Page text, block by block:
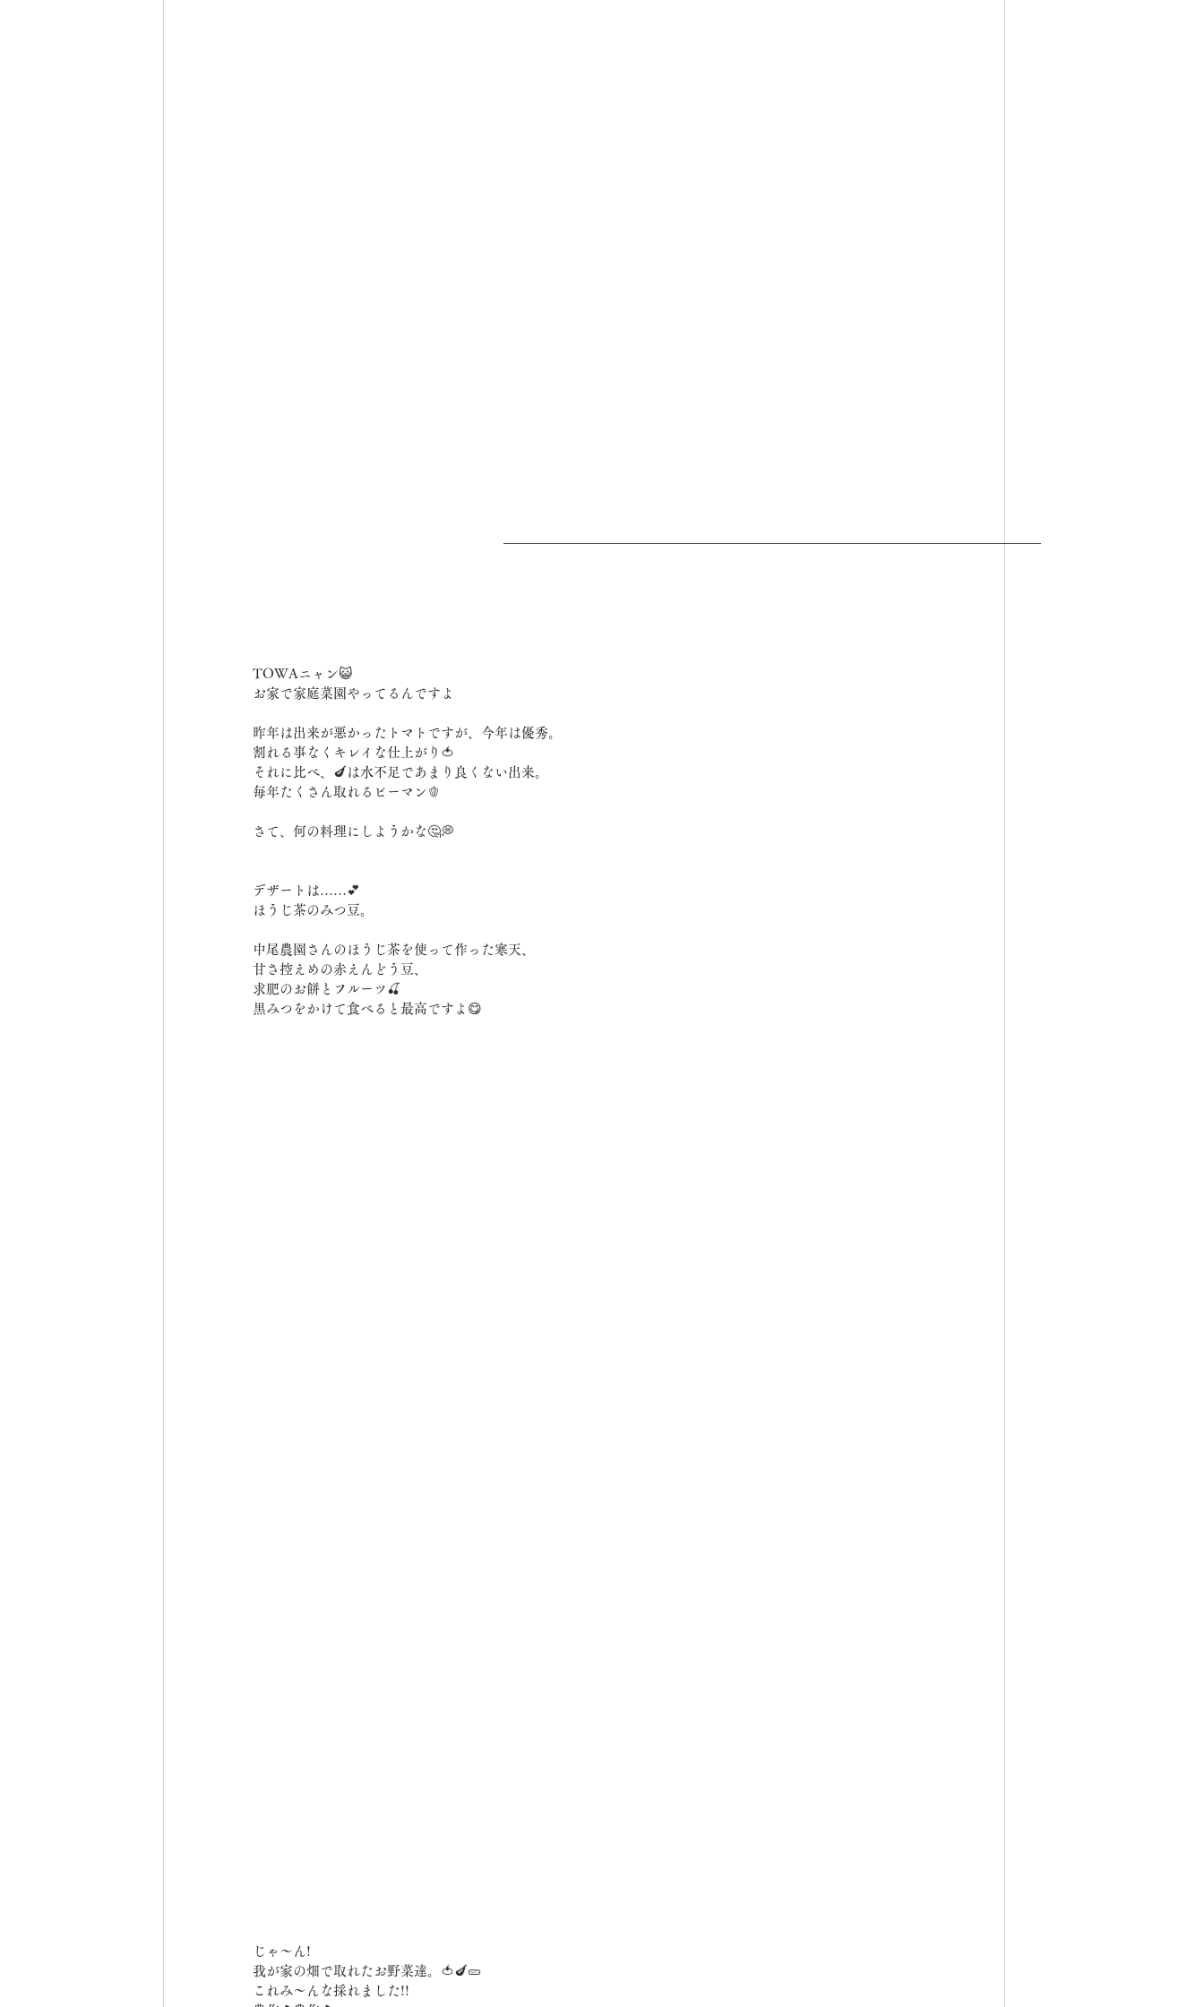
TOWAニャン😺
お家で家庭菜園やってるんですよ
昨年は出来が悪かったトマトですが、今年は優秀。
割れる事なくキレイな仕上がり🍅
それに比べ、🍆は水不足であまり良くない出来。
毎年たくさん取れるピーマン🫑
さて、何の料理にしようかな🤔💭
デザートは……💕
ほうじ茶のみつ豆。
中尾農園さんのほうじ茶を使って作った寒天、
甘さ控えめの赤えんどう豆、
求肥のお餅とフルーツ🍒
黒みつをかけて食べると最高ですよ😋
じゃ～ん!
我が家の畑で取れたお野菜達。🍅🍆🥒
これみ～んな採れました!!